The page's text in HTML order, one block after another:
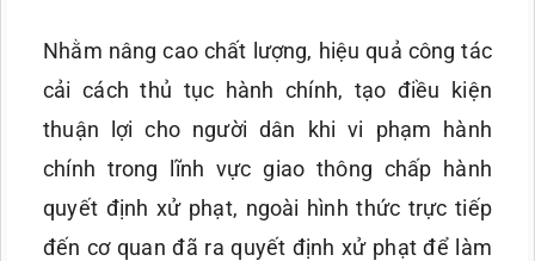
Nhằm nâng cao chất lượng, hiệu quả công tác
cải cách thủ tục hành chính, tạo điều kiện
thuận lợi cho người dân khi vi phạm hành
chính trong lĩnh vực giao thông chấp hành
quyết định xử phạt, ngoài hình thức trực tiếp
đến cơ quan đã ra quyết định xử phạt để làm